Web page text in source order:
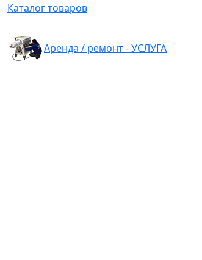
Каталог товаров
Аренда / ремонт - УСЛУГА